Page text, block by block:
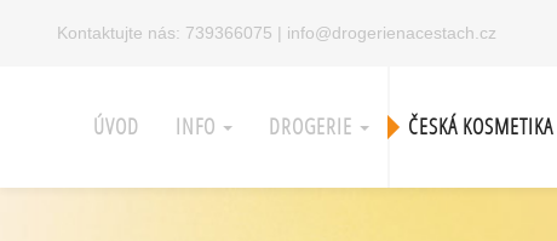
Kontaktujte nás: 739366075 | info@drogerienacestach.cz
ÚVOD INFO DROGERIE ČESKÁ KOSMETIKA